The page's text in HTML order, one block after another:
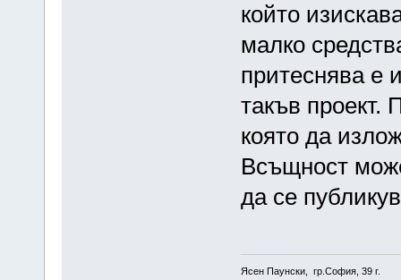
който
малко
притеснява е
такъв проект.
която да
Всъщност
да се
Ясен Паунски, гр.София, 39 г.